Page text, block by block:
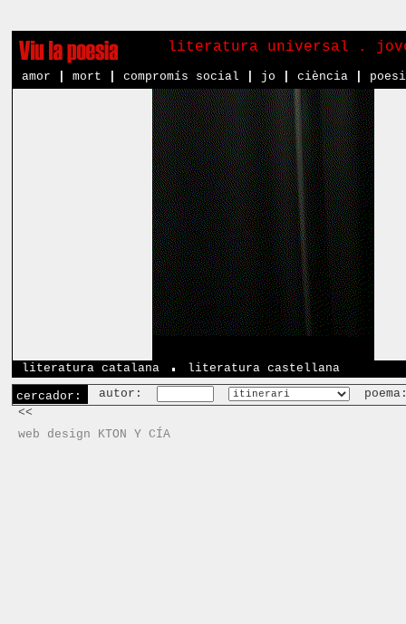
literatura universal .
amor mort compromís social jo ciència
literatura catalana literatura castellana
cercador: autor:
<<
web design KTON Y CÍA